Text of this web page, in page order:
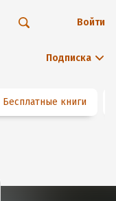
Подписка
Войти
Бесплатные книги